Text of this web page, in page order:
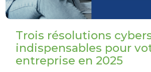
Trois résolutions
indispensables pour
entreprise en 2025